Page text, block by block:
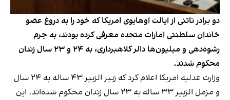
دو برادر ناتنی از ایالت اوهایوی امریکا که خود را به دروغ عضو
خاندان سلطنتی امارات متحده معرفی کرده بودند، به جرم
رشوه‌دهی و میلیون‌ها دالر کلاهبرداری، به ۲۴ و ۲۳ سال زندان
محکوم شدند.
وزارت عدلیه امریکا اعلام کرد که زبیر الزبیر ۴۳ ساله به ۲۴ سال
و مزمل الزبیر ۳۳ ساله به ۲۳ سال زندان محکوم شده‌اند. این